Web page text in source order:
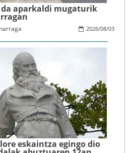
da aparkaldi mugaturik
2026/08/03
eskaintza egingo dio